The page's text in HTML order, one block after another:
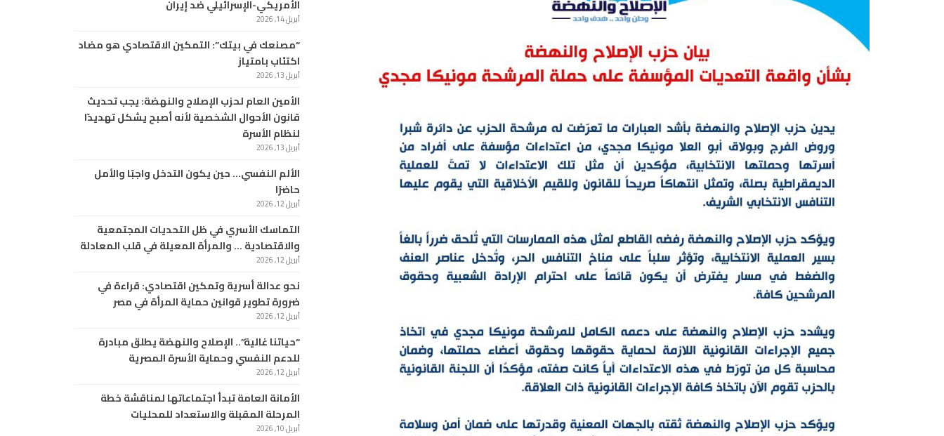
الأمريكي-الإسرائيلي ضد إيران
أبريل 14, 2026
“مصنعك في بيتك”: التمكين الاقتصادي هو مضاد
اكتئاب بامتياز
أبريل 13, 2026
الأمين العام لحزب الإصلاح والنهضة: يجب تحديث
قانون الأحوال الشخصية لأنه أصبح يشكل تهديدًا
لنظام الأسرة
أبريل 13, 2026
الألم النفسي… حين يكون التدخل واجبًا والأمل
حاضرًا
أبريل 12, 2026
التماسك الأسري في ظل التحديات المجتمعية
والاقتصادية … والمرأة المعيلة في قلب المعادلة
أبريل 12, 2026
نحو عدالة أسرية وتمكين اقتصادي: قراءة في
ضرورة تطوير قوانين حماية المرأة في مصر
أبريل 12, 2026
“حياتنا غالية”.. الإصلاح والنهضة يطلق مبادرة
للدعم النفسي وحماية الأسرة المصرية
أبريل 12, 2026
الأمانة العامة تبدأ اجتماعاتها لمناقشة خطة
المرحلة المقبلة والاستعداد للمحليات
أبريل 10, 2026